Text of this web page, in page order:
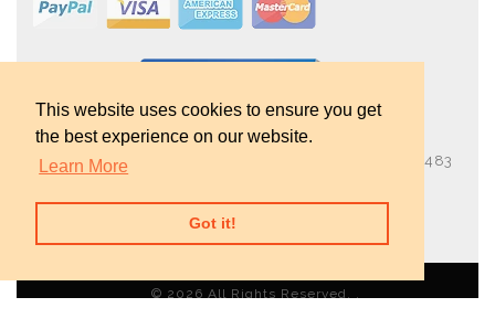
This website uses cookies to ensure you get
the best experience on our website.
Learn More
Got it!
Via Don G. Muntoni 9 50059 Vinci (FI) P.iva 05377000483
+39 328 1736090 info@officinadellidea.it
© 2026 All Rights Reserved. .